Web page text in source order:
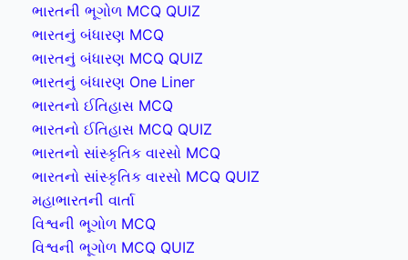
ભારતની ભૂગોળ MCQ QUIZ
ભારતનું બંધારણ MCQ
ભારતનું બંધારણ MCQ QUIZ
ભારતનું બંધારણ One Liner
ભારતનો ઈતિહાસ MCQ
ભારતનો ઈતિહાસ MCQ QUIZ
ભારતનો સાંસ્કૃતિક વારસો MCQ
ભારતનો સાંસ્કૃતિક વારસો MCQ QUIZ
મહાભારતની વાર્તા
વિશ્વની ભૂગોળ MCQ
વિશ્વની ભૂગોળ MCQ QUIZ